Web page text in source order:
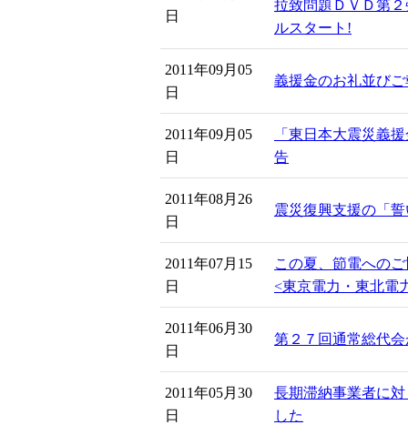
日
拉致問題ＤＶＤ第
ルスタート!
2011年09月05
日
義援金のお礼並び
2011年09月05
日
「東日本大震災義
告
2011年08月26
日
震災復興支援の「
2011年07月15
日
この夏、節電への
<東京電力・東北電
2011年06月30
日
第２７回通常総代
2011年05月30
日
長期滞納事業者に
した